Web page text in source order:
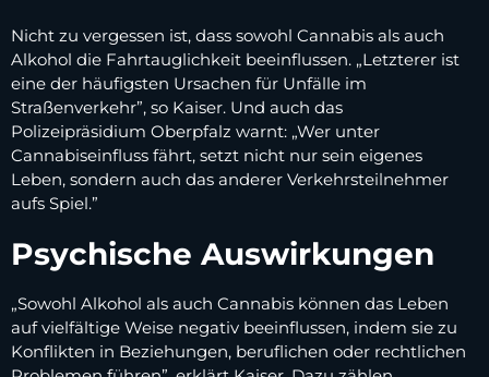
Nicht zu vergessen ist, dass sowohl Cannabis als auch
Alkohol die Fahrtauglichkeit beeinflussen. „Letzterer ist
eine der häufigsten Ursachen für Unfälle im
Straßenverkehr”, so Kaiser. Und auch das
Polizeipräsidium Oberpfalz warnt: „Wer unter
Cannabiseinfluss fährt, setzt nicht nur sein eigenes
Leben, sondern auch das anderer Verkehrsteilnehmer
aufs Spiel.”
Psychische Auswirkungen
„Sowohl Alkohol als auch Cannabis können das Leben
auf vielfältige Weise negativ beeinflussen, indem sie zu
Konflikten in Beziehungen, beruflichen oder rechtlichen